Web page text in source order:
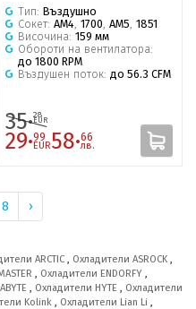
Тип: Въздушно
Сокет: AM4, 1700, AM5, 1851
Височина: 159 мм
Обороти на вентилатора:
до 1800 RPM
Въздушен поток: до 56.3 CFM
35·28
EUR
29·99
EUR58·66
лв.
8 ›
ARCTIC , Охладители ASROCK ,
, Охладители ENDORFY ,
, Охладители HYTE , Охладители
Kolink , Охладители Lian Li ,